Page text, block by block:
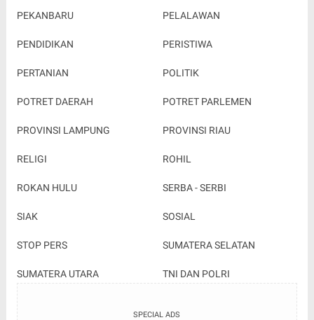
PEKANBARU PELALAWAN
PENDIDIKAN PERISTIWA
PERTANIAN POLITIK
POTRET DAERAH POTRET PARLEMEN
PROVINSI LAMPUNG PROVINSI RIAU
RELIGI ROHIL
ROKAN HULU SERBA - SERBI
SIAK SOSIAL
STOP PERS SUMATERA SELATAN
SUMATERA UTARA TNI DAN POLRI
SPECIAL ADS